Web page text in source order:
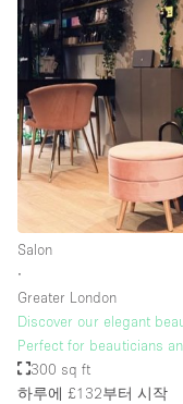
Toilets
Water Access
Whitebox /
Window Display
1층 앞마당
위치한 거리
쇼핑몰
Salon
∙
Greater London
Discover our elegant
Perfect for beauticians
300 sq ft
하루에 £132부터 시작